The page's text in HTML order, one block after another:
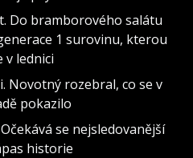
Do bramborového salátu
1 surovinu, kterou
v lednici
Novotný rozebral, co se v
pokazilo
se nejsledovanější
historie